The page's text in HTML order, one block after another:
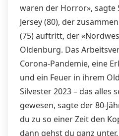
waren der Horror», sagte
Jersey (80), der
(75) auftritt, der
Oldenburg. Das
Corona-Pandemie, eine
und ein Feuer in ihrem
Silvester 2023 – das alles
gewesen, sagte der 80-
du zu so einer Zeit den
dann gehst du ganz